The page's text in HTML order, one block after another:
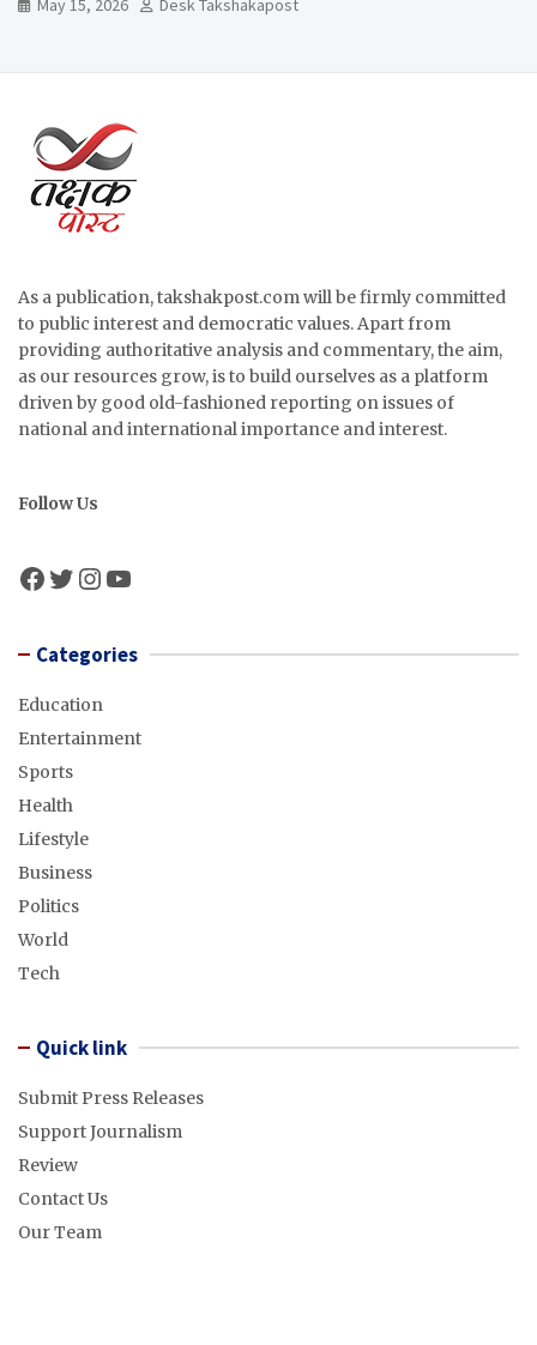
May 15, 2026 Desk Takshakapost
As a publication, takshakpost.com will be firmly committed
to public interest and democratic values. Apart from
providing authoritative analysis and commentary, the aim,
as our resources grow, is to build ourselves as a platform
driven by good old-fashioned reporting on issues of
national and international importance and interest.
Follow Us
Facebook
Twitter
Instagram
YouTube
Categories
Education
Entertainment
Sports
Health
Lifestyle
Business
Politics
World
Tech
Quick link
Submit Press Releases
Support Journalism
Review
Contact Us
Our Team